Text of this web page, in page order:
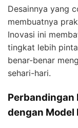
Desainnya yang
membuatnya
Inovasi ini
tingkat lebih
benar-benar
sehari-hari.
Perbandingan
dengan Model